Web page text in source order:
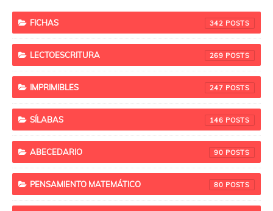
FICHAS 342
LECTOESCRITURA 269
IMPRIMIBLES 247
SÍLABAS 146
ABECEDARIO 90
PENSAMIENTO MATEMÁTICO 80